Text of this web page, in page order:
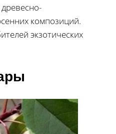
древесно-
композиций.
экзотических